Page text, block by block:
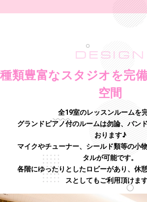
DESIGN
種類豊富なスタジオを完
空間
全19室のレッスンルームを
グランドピアノ付のルームは勿論、バン
おります♪
マイクやチューナー、シールド類等の小
タルが可能です。
各階にゆったりとしたロビーがあり、休
スとしてもご利用頂けます